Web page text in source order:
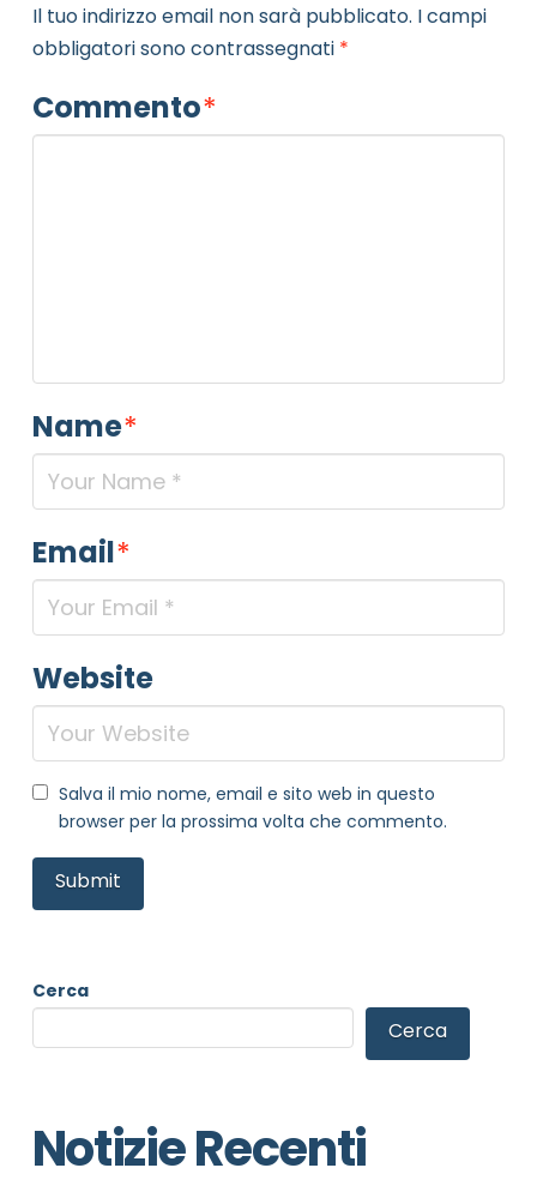
Il tuo indirizzo email non sarà pubblicato. I campi
obbligatori sono contrassegnati *
Commento*
Name*
Email*
Website
Salva il mio nome, email e sito web in questo
browser per la prossima volta che commento.
Cerca
Cerca
Notizie Recenti
MAIL REFERENTE*